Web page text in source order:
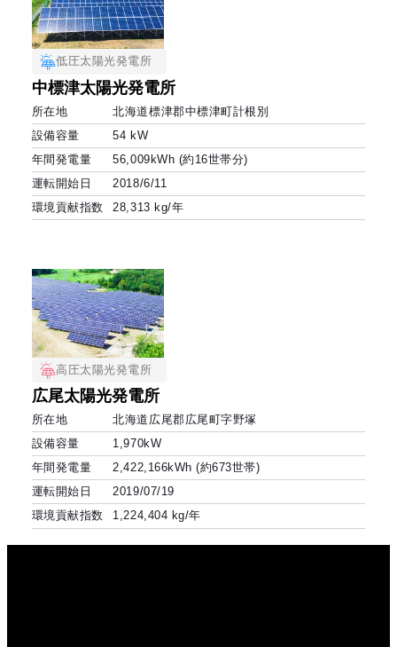
低圧太陽光発電所
中標津太陽光発電所
所在地
北海道標津郡中標津町計根別
設備容量
54 kW
年間発電量
56,009kWh (約16世帯分)
運転開始日
2018/6/11
環境貢献指数
28,313 kg/年
高圧太陽光発電所
広尾太陽光発電所
所在地
北海道広尾郡広尾町字野塚
設備容量
1,970kW
年間発電量
2,422,166kWh (約673世帯)
運転開始日
2019/07/19
環境貢献指数
1,224,404 kg/年